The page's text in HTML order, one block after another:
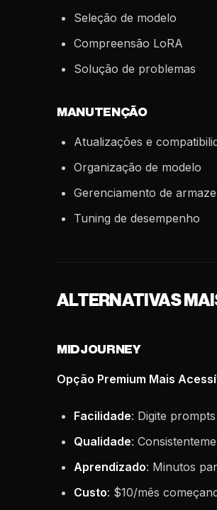
Seleção de modelo
Compreensão LoRA
Solução de problemas
MANUTENÇÃO
Atualizações e
Organização de modelo
Gerenciamento de
Tuning de desempenho
ALTERNATIVAS
MIDJOURNEY
Opção Premium Mais
Facilidade: Digite
Qualidade:
Aprendizado: Minutos
Custo: $10/mês